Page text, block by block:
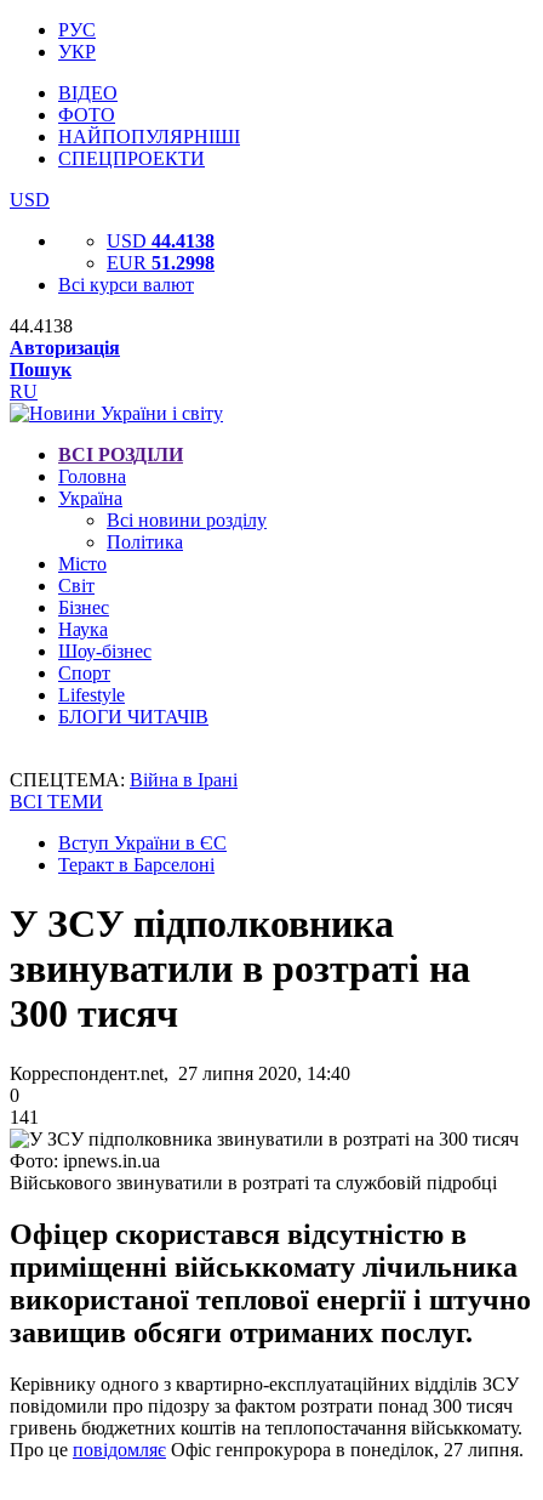
РУС
УКР
ВІДЕО
ФОТО
НАЙПОПУЛЯРНІШІ
СПЕЦПРОЕКТИ
USD
USD 44.4138
EUR 51.2998
Всі курси валют
44.4138
Авторизація
Пошук
RU
ВСІ РОЗДІЛИ
Головна
Україна
Всі новини розділу
Політика
Місто
Світ
Бізнес
Наука
Шоу-бізнес
Спорт
Lifestyle
БЛОГИ ЧИТАЧІВ
СПЕЦТЕМА: Війна в Ірані
ВСІ ТЕМИ
Вступ України в ЄС
Теракт в Барселоні
У ЗСУ підполковника
звинуватили в розтраті на
300 тисяч
Корреспондент.net, 27 липня 2020, 14:40
0
141
Фото: ipnews.in.ua
Військового звинуватили в розтраті та службовій підробці
Офіцер скористався відсутністю в
приміщенні військкомату лічильника
використаної теплової енергії і штучно
завищив обсяги отриманих послуг.
Керівнику одного з квартирно-експлуатаційних відділів ЗСУ
повідомили про підозру за фактом розтрати понад 300 тисяч
гривень бюджетних коштів на теплопостачання військкомату.
Про це повідомляє Офіс генпрокурора в понеділок, 27 липня.